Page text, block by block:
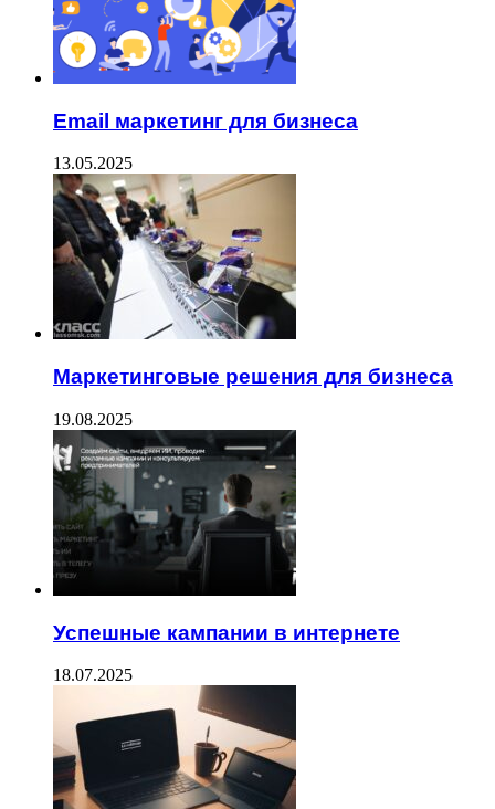
Email маркетинг для бизнеса
13.05.2025
Маркетинговые решения для бизнеса
19.08.2025
Успешные кампании в интернете
18.07.2025